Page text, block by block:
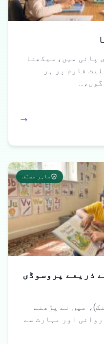
پائی میں، سیکھنا
فارم پر ہر
ماہر مصنّف
ذریعے پروسوڈی
میں نے پڑھنے
اور مہارت سے